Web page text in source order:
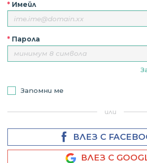
* Имейл
* Парола
Запомни ме
или
ВЛЕЗ С
ВЛЕЗ С